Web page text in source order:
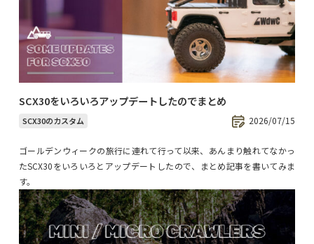
SCX30をいろいろアップデートしたのでまとめ
SCX30のカスタム 2026/07/15
ゴールデンウィークの旅行に連れて行って以来、あんまり触れてなかっ
たSCX30をいろいろとアップデートしたので、まとめ記事を書いてみま
す。